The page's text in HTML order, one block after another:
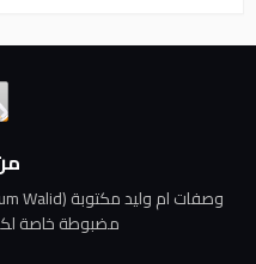
مضبوطة خاصة